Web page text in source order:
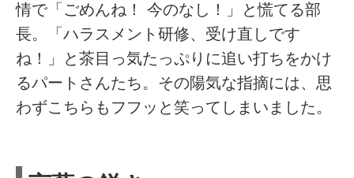
情で「ごめんね！ 今のなし！」と慌てる部
長。「ハラスメント研修、受け直しです
ね！」と茶目っ気たっぷりに追い打ちをかけ
るパートさんたち。その陽気な指摘には、思
わずこちらもフフッと笑ってしまいました。